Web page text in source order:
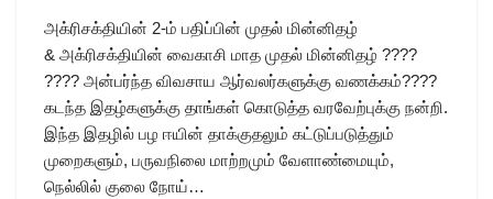
அக்ரிசக்தியின் 2-ம் பதிப்பின் முதல் மின்னிதழ்
& அக்ரிசக்தியின் வைகாசி மாத முதல் மின்னிதழ் ????
???? அன்பர்ந்த விவசாய ஆர்வலர்களுக்கு வணக்கம்????
கடந்த இதழ்களுக்கு தாங்கள் கொடுத்த வரவேற்புக்கு நன்றி.
இந்த இதழில் பழ ஈயின் தாக்குதலும் கட்டுப்படுத்தும்
முறைகளும், பருவநிலை மாற்றமும் வேளாண்மையும்,
நெல்லில் குலை நோய்…